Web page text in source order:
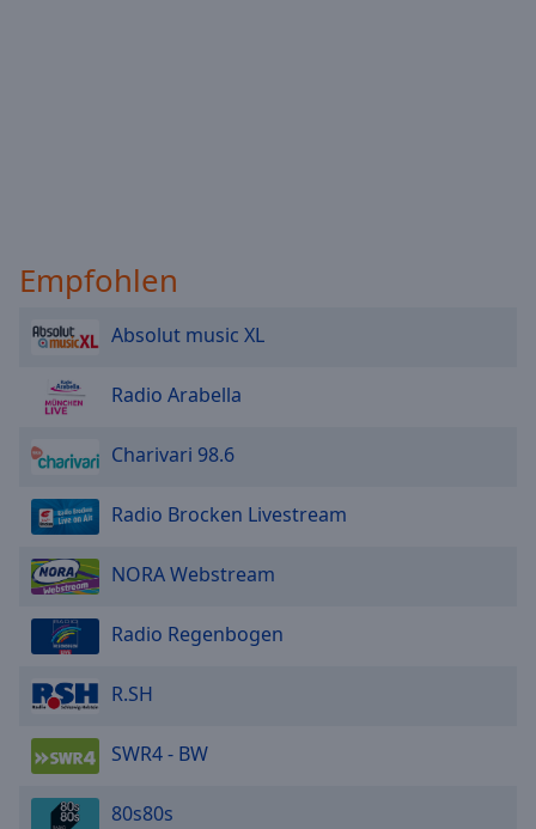
Empfohlen
Absolut music XL
Radio Arabella
Charivari 98.6
Radio Brocken Livestream
NORA Webstream
Radio Regenbogen
R.SH
SWR4 - BW
80s80s